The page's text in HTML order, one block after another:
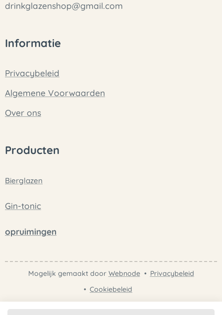
drinkglazenshop@gmail.com
Informatie
Privacybeleid
Algemene Voorwaarden
Over ons
Producten
Bierglazen
Gin-tonic
opruimingen
Mogelijk gemaakt door Webnode
Privacybeleid
Cookiebeleid